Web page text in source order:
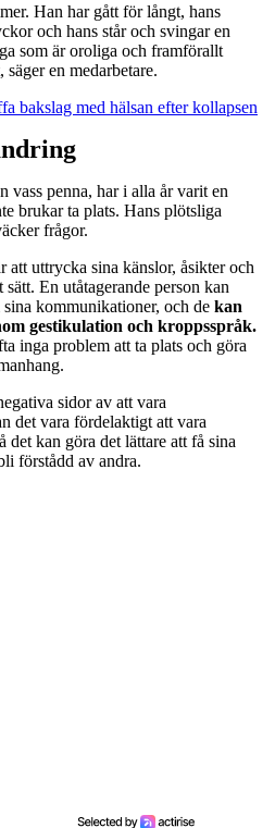
Han har gått för långt, hans
och hans står och svingar en
som är oroliga och framförallt
en medarbetare.
bakslag med hälsan efter kollapsen
vass penna, har i alla år varit en
brukar ta plats. Hans plötsliga
frågor.
att uttrycka sina känslor, åsikter och
En utåtagerande person kan
kommunikationer, och de kan
gestikulation och kroppsspråk.
inga problem att ta plats och göra
sidor av att vara
det vara fördelaktigt att vara
kan göra det lättare att få sina
förstådd av andra.